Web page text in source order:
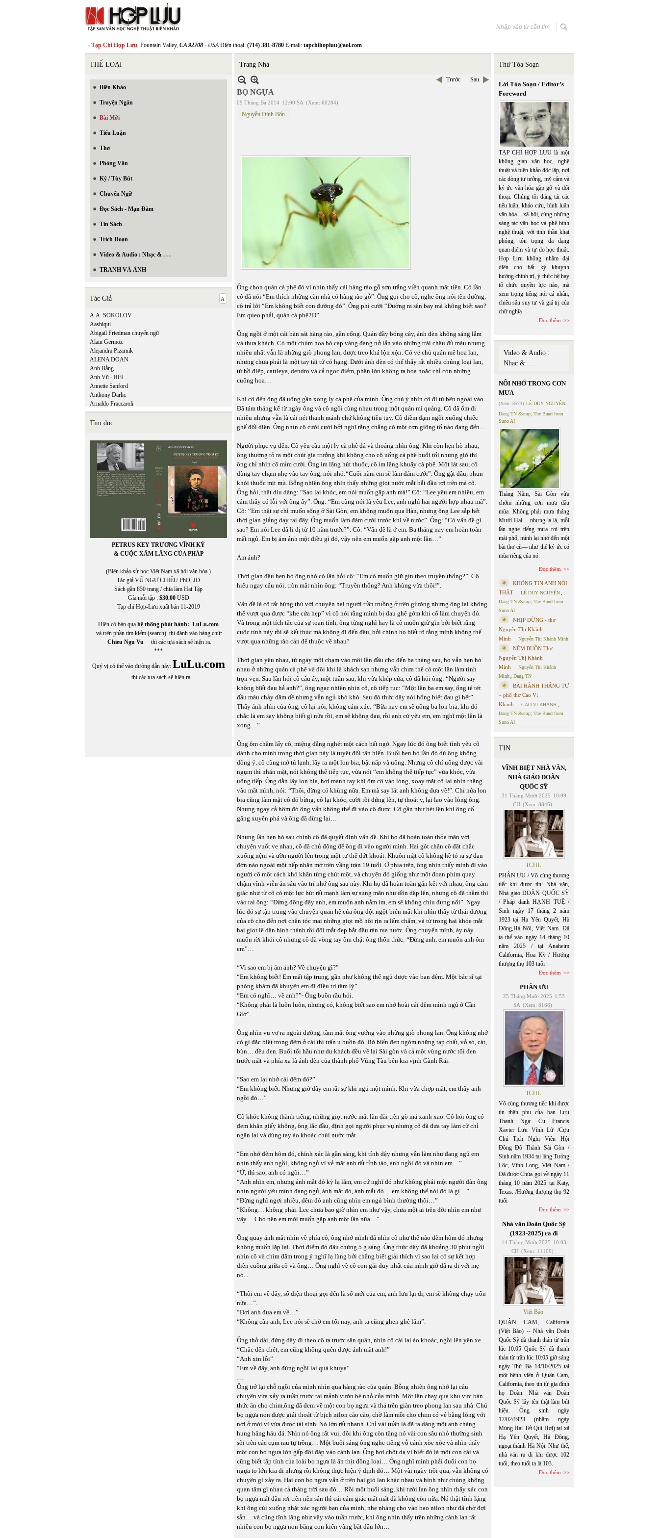
- Tạp Chí Hợp Lưu Fountain Valley, CA 92708 - USAĐiện thoại: (714) 381-8780 E-mail: tapchihopluu@aol.com
THỂ LOẠI
Biên Khảo
Truyện Ngắn
Bài Mới
Tiểu Luận
Thơ
Phỏng Vấn
Ký / Tùy Bút
Chuyển Ngữ
Đọc Sách - Mạn Đàm
Tin Sách
Trích Đoạn
Video & Audio : Nhạc & . . .
TRANH VÀ ẢNH
Tác Giả
A.A. SOKOLOV
Aashiqui
Abigail Friedman chuyển ngữ
Alain Germoz
Alejandra Pizarnik
ALENA DOAN
Anh Bằng
Anh Vũ - RFI
Annette Sanford
Anthony Darlic
Arnaldo Fraccaroli
Tìm đọc
PETRUS KEY TRƯƠNG VĨNH KÝ
& CUỘC XÂM LĂNG CỦA PHÁP
(Biên khảo sử học Việt Nam xã hội văn hóa.)
Tác giả VŨ NGỰ CHIÊU PhD, JD
Sách gần 850 trang / chia làm Hai Tập
Gía mỗi tập : $30.00USD
Tạp chí Hợp-Lưu xuất bản 11-2019
Hiện có bán qua hệ thống phát hành: LuLu.com
và trên phần tìm kiếm (search) thì đánh vào hàng chữ:
Chieu Ngu Vu thì các tựa sách sẽ hiện ra.
***
Quý vị có thể vào đường dẫn này: LuLu.com
thì các tựa sách sẽ hiện ra.
Trang Nhà
Trước Sau
BỌ NGỰA
09 Tháng Ba 2014 12:00 SA (Xem: 60284)
Nguyễn Đình Bổn
Ông chọn quán cà phê đó vì nhìn thấy cái hàng rào gỗ sơn trắng viền quanh mặt tiền. Có lần
cô đã nói “Em thích những căn nhà có hàng rào gỗ”. Ông gọi cho cô, nghe ông nói tên đường,
cô trả lời “Em không biết con đường đó”. Ông phì cười “Đường ra sân bay mà không biết sao?
Em quẹo phải, quán cà phê2D”.
Ông ngồi ở một cái bàn sát hàng rào, gần cổng. Quán đầy bóng cây, ánh đèn không sáng lắm
và thưa khách. Có một chùm hoa bò cạp vàng đang nở lẫn vào những trái châu đủ màu nhưng
nhiều nhất vẫn là những giò phong lan, được treo khá lộn xộn. Có vẻ chủ quán mê hoa lan,
nhưng chưa phải là một tay tài tử có hạng. Dưới ánh đèn có thể thấy rất nhiều chủng loại lan,
từ hồ điệp, cattleya, dendro và cả ngọc điểm, phần lớn không ra hoa hoặc chỉ còn những
cuống hoa…
Khi cô đến ông đã uống gần xong ly cà phê của mình. Ông chú ý nhìn cô đi từ bên ngoài vào.
Đã tám tháng kể từ ngày ông và cô ngồi cùng nhau trong một quán mì quảng. Cô đã ốm đi
nhiều nhưng vẫn là cái nét thanh mảnh chứ không tiều tụy. Cô điềm đạm ngồi xuống chiếc
ghế đối diện. Ông nhìn cô cười cười bởi nghĩ rằng chẳng có một cơn giông tố nào đang đến…
Người phục vụ đến. Cô yêu cầu một ly cà phê đá và thoáng nhìn ông. Khi còn hẹn hò nhau,
ông thường tỏ ra một chút gia trưởng khi không cho cô uống cà phê buổi tối nhưng giờ thì
ông chỉ nhìn cô mỉm cười. Ông im lặng hút thuốc, cô im lặng khuấy cà phê. Một lát sau, cô
dùng tay chạm nhẹ vào tay ông, nói nhỏ:“Cuối năm em sẽ làm đám cưới”. Ông gật đầu, phun
khói thuốc mịt mù. Bỗng nhiên ông nhìn thấy những giọt nước mắt bắt đầu rơi trên má cô.
Ông hỏi, thật dịu dàng: “Sao lại khóc, em nói muốn gặp anh mà!” Cô: “Lee yêu em nhiều, em
cảm thấy có lỗi với ông ấy”. Ông: “Em cũng nói là yêu Lee, anh nghĩ hai người hợp nhau mà”.
Cô: “Em thật sự chỉ muốn sống ở Sài Gòn, em không muốn qua Hàn, nhưng ông Lee sắp hết
thời gian giảng dạy tại đây. Ổng muốn làm đám cưới trước khi về nước”. Ông: “Có vấn đề gì
sao? Em nói Lee đã li dị từ 10 năm trước?”. Cô: “Vấn đề là ở em. Ba tháng nay em hoàn toàn
mất ngủ. Em bị ám ảnh một điều gì đó, vậy nên em muốn gặp anh một lần…”
Ám ảnh?
Thời gian đầu hẹn hò ông nhớ có lần hỏi cô: “Em có muốn giữ gìn theo truyền thống?”. Cô
hiểu ngay câu nói, tròn mắt nhìn ông: “Truyền thống? Anh khùng vừa thôi!”.
Vấn đề là cô rất hứng thú với chuyện hai người trần truồng ở trên giường nhưng ông lại không
thể vượt qua được “khe cửa hẹp” vì cô nói rằng mình bị đau ghê gớm khi cố làm chuyện đó.
Và trong một tích tắc của sự toan tính, ông từng nghĩ hay là cô muốn giữ gìn bởi biết rằng
cuộc tình này rồi sẽ kết thúc mà không đi đến đâu, bởi chính họ biết rõ rằng mình không thể
vượt qua những rào cản để thuộc về nhau?
Thời gian yêu nhau, từ ngày môi chạm vào môi lần đầu cho đến ba tháng sau, họ vẫn hẹn hò
nhau ở những quán cà phê và đôi khi là khách sạn nhưng vẫn chưa thể có một lần làm tình
trọn vẹn. Sau lần hỏi cô câu ấy, một tuần sau, khi vừa khép cửa, cô đã hỏi ông: “Người say
không biết đau hả anh?”, ông ngạc nhiên nhìn cô, cô tiếp tục: “Một lần ba em say, ổng té tét
đầu máu chảy dầm dề nhưng vẫn ngủ khò khò. Sau đó thức dậy nói hổng biết đau gì hết”.
Thấy ánh nhìn của ông, cô lại nói, không cảm xúc: “Bữa nay em sẽ uống ba lon bia, khi đó
chắc là em say không biết gì nữa rồi, em sẽ không đau, rồi anh cứ yêu em, em nghĩ một lần là
xong…”.
Ông ôm chầm lấy cô, miệng đắng nghét một cách bất ngờ. Ngay lúc đó ông biết tình yêu cô
dành cho mình trong thời gian này là tuyệt đối tận hiến. Buổi hẹn hò lần đó dù ông không
đồng ý, cô cũng mở tủ lạnh, lấy ra một lon bia, bật nắp và uống. Nhưng cô chỉ uống được vài
ngụm thì nhăn mặt, nói không thể tiếp tục, vừa nói “em không thể tiếp tục” vừa khóc, vừa
uống tiếp. Ông dằn lấy lon bia, hơi mạnh tay khi ôm cô vào lòng, xoay mặt cô lại nhìn thằng
vào mắt mình, nói: “Thôi, đừng có khùng nữa. Em mà say lát anh không đưa về!”. Chỉ nửa lon
bia cũng làm mặt cô đỏ bừng, cô lại khóc, cười rồi đứng lên, tự thoát y, lại lao vào lòng ông.
Nhưng ngay cả hôm đó ông vẫn không thể đi vào cô được. Cô gần như hét lên khi ông cố
gắng xuyên phá và ông đã dừng lại…
Nhưng lần hẹn hò sau chính cô đã quyết định vấn đề. Khi họ đã hoàn toàn thỏa mãn với
chuyện vuốt ve nhau, cô đã chủ động để ông đi vào người mình. Hai gót chân cô đặt chắc
xuống nệm và ưỡn người lên trong một tư thế dứt khoát. Khuôn mặt cô không hề tỏ ra sự đau
đớn nào ngoài một nếp nhăn mờ trên vầng trán 19 tuổi. Ở phía trên, ông nhìn thấy mình đi vào
người cô một cách khó khăn từng chút một, và chuyện đó giống như một đoạn phim quay
chậm vĩnh viễn ăn sâu vào trí nhớ ông sau này. Khi họ đã hoàn toàn gắn kết với nhau, ông cảm
giác như từ cô có một lực hút rất mạnh làm sự sung mãn như dồn dập lên, nhưng cô đã thầm thì
vào tai ông: “Đừng động đậy anh, em muốn anh nằm im, em sẽ không chịu đựng nổi”. Ngay
lúc đó sự tập trung vào chuyện quan hệ của ông đột ngột biến mất khi nhìn thấy từ thái dương
của cô cho đến nơi chân tóc mai những giọt mồ hôi rịn ra lấm chấm, và từ trong hai khóe mắt
hai giọt lệ dần hình thành rồi đôi mắt đẹp bắt đầu ràn rụa nước. Ông chuyển mình, áy náy
muốn rời khỏi cô nhưng cô đã vòng tay ôm chặt ông thổn thức: “Đừng anh, em muốn anh ôm
em”…
“Vì sao em bị ám ảnh? Về chuyện gì?”
“Em không biết! Em mất tập trung, gần như không thể ngủ được vào ban đêm. Một bác sĩ tại
phòng khám đã khuyên em đi điều trị tâm lý”.
“Em có nghĩ… về anh?”- Ông buồn rầu hỏi.
“Không phải là luôn luôn, nhưng có, không biết sao em nhớ hoài cái đêm mình ngủ ở Cần
Giờ”.
Ông nhìn vu vơ ra ngoài đường, tầm mắt ông vướng vào những giò phong lan. Ông không nhớ
có gì đặc biệt trong đêm ở cái thị trấn u buồn đó. Bờ biển đen ngòm những tạp chất, vỏ sò, cát,
bùn… đều đen. Buổi tối hầu như du khách đều về lại Sài gòn và cả một vùng nước tối đen
trước mắt và phía xa là ánh đèn của thành phố Vũng Tàu bên kia vịnh Gành Rái.
“Sao em lại nhớ cái đêm đó?”
“Em không biết. Nhưng giờ đây em rất sợ khi ngủ một mình. Khi vừa chợp mắt, em thấy anh
ngồi đó…”
Cô khóc không thành tiếng, những giọt nước mắt lăn dài trên gò má xanh xao. Cô hỏi ông có
đem khăn giấy không, ông lắc đầu, định gọi người phục vụ nhưng cô đã đưa tay làm cử chỉ
ngăn lại và dùng tay áo khoác chùi nước mắt…
“Em nhớ đêm hôm đó, chính xác là gần sáng, khi tỉnh dậy nhưng vẫn làm như đang ngủ em
nhìn thấy anh ngồi, không ngủ vì vẻ mặt anh rất tỉnh táo, anh ngồi đó và nhìn em…”
“Ừ, thì sao, anh có ngồi…”
“Anh nhìn em, nhưng ánh mắt đó kỳ lạ lắm, em cứ nghĩ đó như không phải một người đàn ông
nhìn người yêu mình đang ngủ, ánh mắt đó, ánh mắt đó… em không thể nói đó là gì…”
“Đừng nghĩ ngợi nhiều, đêm đó anh cũng nhìn em ngủ bình thường thôi…”
“Không… không phải. Lee chưa bao giờ nhìn em như vậy, chưa một ai trên đời nhìn em như
vậy… Cho nên em mới muốn gặp anh một lần nữa…”
Ông quay ánh mắt nhìn về phía cô, ông nhớ mình đã nhìn cô như thế nào đêm hôm đó nhưng
không muốn lặp lại. Thời điểm đó đâu chừng 5 g sáng. Ông thức dậy đã khoảng 30 phút ngồi
nhìn cô và chìm đắm trong ý nghĩ lạ lùng bởi chẳng biết giải thích vì sao lại có sự kết hợp
điên cuồng giữa cô và ông… Ông nghĩ về cô con gái duy nhất của mình giờ đã ra đi với mẹ
nó...
“Thôi em về đây, số điện thoại gọi đến là số mới của em, anh lưu lại đi, em sẽ không chạy trốn
nữa…”.
“Đợi anh đưa em về…”
“Không cần anh, Lee nói sẽ chờ em tối nay, anh ta cũng ghen ghê lắm”.
Ông thở dài, đứng dậy đi theo cô ra trước sân quán, nhìn cô cài lại áo khoác, ngồi lên yên xe…
“Chắc đến chết, em cũng không quên được ánh mắt anh!”
“Anh xin lỗi”
“Em về đây, anh đừng ngồi lại quá khuya”
…
Ông trở lại chỗ ngồi của mình nhìn qua hàng rào của quán. Bỗng nhiên ông nhớ lại câu
chuyện vừa xảy ra tuần trước tại mảnh vườn bé nhỏ của mình. Một lần chạy qua khu vực bán
thức ăn cho chim,ông đã đem về một con bọ ngựa và thả trên giàn treo phong lan sau nhà. Chú
bọ ngựa non được giải thoát từ bịch nilon cào cào, chờ làm mồi cho chim có vẻ bằng lòng với
nơi ở mới vì vừa được tái sinh. Nó lớn rất nhanh. Chỉ vài tuần là đã ra dáng một anh chàng
hung hăng háu đá. Nhìn nó ông rất vui, đôi khi ông còn tặng nó vài con sâu nhỏ thường sinh
sôi trên các cụm rau tự trồng… Một buổi sáng ông nghe tiếng vỗ cánh xòe xòe và nhìn thấy
một con bọ ngựa lớn gấp đôi đáp vào cành lan. Ông hơi chột dạ vì biết đó là một con cái và
cũng biết tập tính của loài bọ ngựa là ăn thịt đồng loại… Ông nghĩ mình phải đuổi con bọ
ngựa to lớn kia đi nhưng rồi không thực hiện ý định đó… Một vài ngày trôi qua, vẫn không có
chuyện gì xảy ra. Hai con bọ ngựa vẫn ở trên hai giò lan khác nhau và hình như chúng không
quan tâm gì nhau cả tháng trời sau đó… Rồi một buổi sáng, khi tưới lan ông nhìn thấy xác con
bọ ngựa mất đầu rơi trên nền sân thì cái cảm giác mất mát đã không còn nữa. Nó thật tĩnh lặng
khi ông cúi xuống nhặt xác người bạn của mình, nhẹ nhàng cho vào bao nilon như đã chờ đợi
sẵn… và cũng tĩnh lặng như vậy vào tuần trước, khi ông nhìn thấy trên những cành lan rất
nhiều con bọ ngựa non bằng con kiến vàng bắt đầu lớn…
Thư Tòa Soạn
Lời Tòa Soạn / Editor’s
Foreword
TẠP CHÍ HỢP LƯU là một
không gian văn học, nghệ
thuật và biên khảo độc lập, nơi
các dòng tư tưởng, mỹ cảm và
ký ức văn hóa gặp gỡ và đối
thoại. Chúng tôi đăng tải các
tiểu luận, khảo cứu, bình luận
văn hóa – xã hội, cùng những
sáng tác văn học và phê bình
nghệ thuật, với tinh thần khai
phóng, tôn trọng đa dạng
quan điểm và tự do học thuật.
Hợp Lưu không nhằm đại
diện cho bất kỳ khuynh
hướng chính trị, ý thức hệ hay
tổ chức quyền lực nào, mà
xem trọng tiếng nói cá nhân,
chiều sâu suy tư và giá trị của
chữ nghĩa
Đọc thêm
Video & Audio :
Nhạc & . . .
NỖI NHỚ TRONG CƠN
MƯA
(Xem: 3573) LÊ DUY NGUYÊN
Dang TN &amp; The Band from
Suno AI
Tháng Năm, Sài Gòn vừa
chớm những cơn mưa đầu
mùa. Không phải mưa tháng
Mười Hai… nhưng lạ là, mỗi
lần nghe tiếng mưa rơi trên
mái phố, mình lại nhớ đến một
bài thơ cũ— như thể ký ức có
mùa riêng của nó.
Đọc thêm
KHÔNG TIN ANH NÓI
THẬT
LÊ DUY NGUYÊN
Dang TN &amp; The Band from
Suno AI
NHỊP DỪNG - thơ
Nguyễn Thị Khánh
Minh
Nguyễn Thị Khánh Minh
NÉM BUỒN Thơ
Nguyễn Thị Khánh
Minh
Nguyễn Thị Khánh
Minh
Dang TN
BÀI HÀNH THÁNG TƯ
– phổ thơ Cao Vị
Khanh
CAO VỊ KHANH
Dang TN &amp; The Band from
Suno AI
TIN
VĨNH BIỆT NHÀ VĂN,
NHÀ GIÁO DOÃN
QUỐC SỸ
31 Tháng Mười 2025 10:09
CH (Xem: 8846)
TCHL
PHÂN ƯU / Vô cùng thương
tiếc khi được tin: Nhà văn,
Nhà giáo DOÃN QUỐC SỸ
/ Pháp danh HẠNH TUỆ /
Sinh ngày 17 tháng 2 năm
1923 tại Hạ Yên Quyết, Hà
Đông,Hà Nội, Việt Nam. Đã
tạ thế vào ngày 14 tháng 10
năm 2025 / tại Anaheim
California, Hoa Kỳ / Hưởng
thượng thọ 103 tuổi
Đọc thêm
PHÂN ƯU
25 Tháng Mười 2025 1:53
SA (Xem: 8168)
TCHL
Vô cùng thương tiếc khi được
tin thân phụ của bạn Lưu
Thanh Nga: Cụ Francis
Xavier Lưu Vĩnh Lữ /Cựu
Chủ Tịch Nghị Viên Hội
Đồng Đô Thành Sài Gòn /
Sinh năm 1934 tại làng Tưởng
Lộc, Vĩnh Long, Việt Nam /
Đã được Chúa gọi về ngày 11
tháng 10 năm 2025 tại Katy,
Texas. /Hưởng thượng thọ 92
tuổi
Đọc thêm
Nhà văn Doãn Quốc Sỹ
(1923-2025) ra đi
14 Tháng Mười 2025 10:03
CH (Xem: 11109)
Việt Báo
QUẬN CAM, California
(Việt Báo) -- Nhà văn Doãn
Quốc Sỹ đã thanh thản từ trần
lúc 10:05 Quốc Sỹ đã thanh
thản từ trần lúc 10:05 giờ sáng
ngày Thứ Ba 14/10/2025 tại
một bệnh viện ở Quận Cam,
California, theo tin từ gia đình
họ Doãn. Nhà văn Doãn
Quốc Sỹ lấy tên thật làm bút
hiệu. Ông sinh ngày
17/02/1923 (nhằm ngày
Mùng Hai Tết Quí Hợi) tại xã
Hạ Yên Quyết, Hà Đông,
ngoại thành Hà Nội. Như thế,
nhà văn ra đi khi được 102
tuổi, theo tuổi ta là 103.
Đọc thêm